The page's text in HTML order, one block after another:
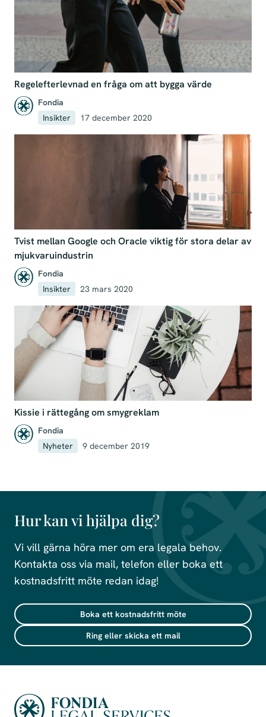
Regelefterlevnad en fråga om att bygga värde
Fondia
Insikter
17 december 2020
Tvist mellan Google och Oracle viktig för stora delar av
mjukvaruindustrin
Fondia
Insikter
23 mars 2020
Kissie i rättegång om smygreklam
Fondia
Nyheter
9 december 2019
Hur kan vi hjälpa dig?
Vi vill gärna höra mer om era legala behov.
Kontakta oss via mail, telefon eller boka ett
kostnadsfritt möte redan idag!
Boka ett kostnadsfritt möte
Ring eller skicka ett mail